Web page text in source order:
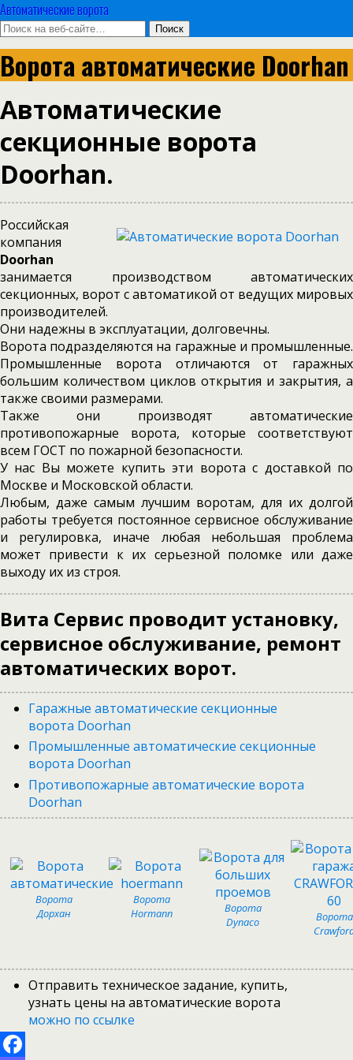
Автоматические ворота
Ворота автоматические Doorhan
Автоматические
секционные ворота
Doorhan.
Российская
компания
Doorhan
занимается производством автоматических
секционных, ворот с автоматикой от ведущих мировых
производителей.
Они надежны в эксплуатации, долговечны.
Ворота подразделяются на гаражные и промышленные.
Промышленные ворота отличаются от гаражных
большим количеством циклов открытия и закрытия, а
также своими размерами.
Также они производят автоматические
противопожарные ворота, которые соответствуют
всем ГОСТ по пожарной безопасности.
У нас Вы можете купить эти ворота с доставкой по
Москве и Московской области.
Любым, даже самым лучшим воротам, для их долгой
работы требуется постоянное сервисное обслуживание
и регулировка, иначе любая небольшая проблема
может привести к их серьезной поломке или даже
выходу их из строя.
Вита Сервис проводит установку,
сервисное обслуживание, ремонт
автоматических ворот.
Гаражные автоматические секционные
ворота Doorhan
Промышленные автоматические секционные
ворота Doorhan
Противопожарные автоматические ворота
Doorhan
Ворота
Дорхан
Ворота
Hormann
Ворота
Dynaco
Ворота
Отправить техническое задание, купить,
узнать цены на автоматические ворота
можно по ссылке